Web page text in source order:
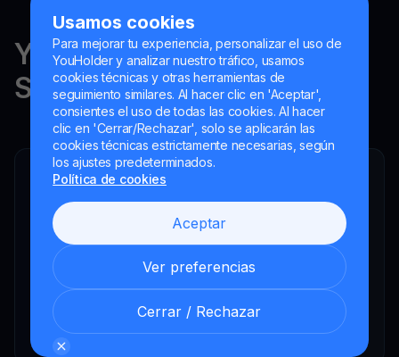
Usamos cookies
Para mejorar tu experiencia, personalizar el uso de
YouHolder y analizar nuestro tráfico, usamos
cookies técnicas y otras herramientas de
seguimiento similares. Al hacer clic en 'Aceptar',
consientes el uso de todas las cookies. Al hacer
clic en 'Cerrar/Rechazar', solo se aplicarán las
cookies técnicas estrictamente necesarias, según
los ajustes predeterminados.
Política de cookies
Aceptar
Ver preferencias
Cerrar / Rechazar
YouHodler está regulado en
Suiza, la UE y Argentina.
YouHodler SA
Intermediario financiero registrado
YouHodler Italy S.R.L.
Registered as a VASP with the OAM
YouHodler SA
Registrada como VASP en el Banco de España
YouHodler SA Sucursal en Argentina.